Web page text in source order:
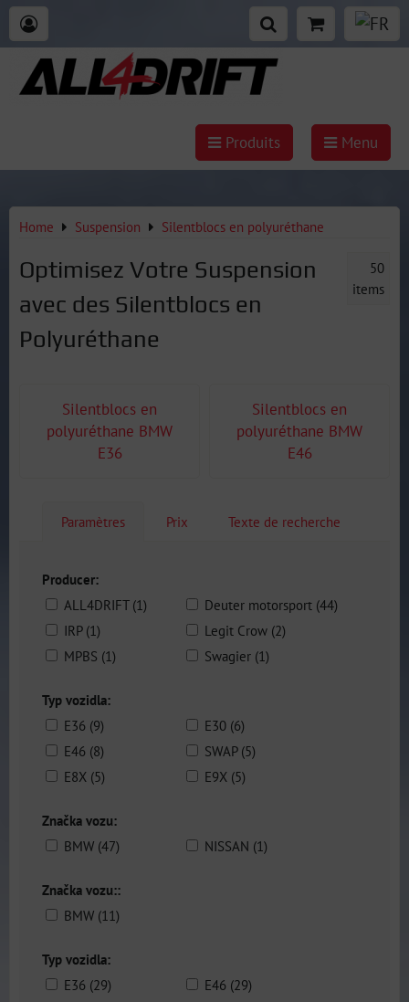
Produits Menu
Home Suspension Silentblocs en polyuréthane
Optimisez Votre Suspension
avec des Silentblocs en
Polyuréthane
50
items
Silentblocs en
polyuréthane BMW
E36
Silentblocs en
polyuréthane BMW
E46
Paramètres Prix Texte de recherche
Producer:
ALL4DRIFT (1)
Deuter motorsport (44)
IRP (1)
Legit Crow (2)
MPBS (1)
Swagier (1)
Typ vozidla:
E36 (9)
E30 (6)
E46 (8)
SWAP (5)
E8X (5)
E9X (5)
Značka vozu:
BMW (47)
NISSAN (1)
Značka vozu::
BMW (11)
Typ vozidla:
E36 (29)
E46 (29)